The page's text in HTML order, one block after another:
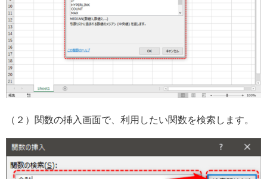
（２）関数の挿入画面で、利用したい関数を検索します。